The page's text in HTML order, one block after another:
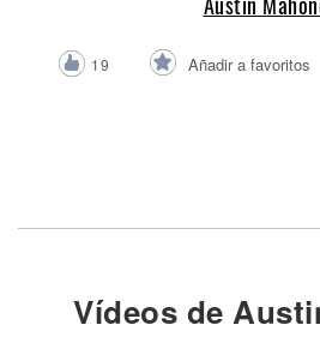
19 Añadir a favoritos
Vídeos de